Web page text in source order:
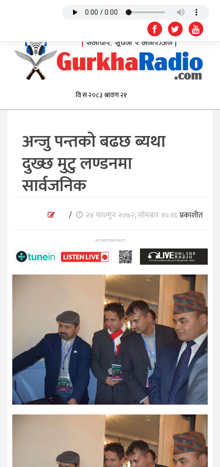
अन्जु पन्तको बढछ ब्यथा
दुख्छ मुटु लण्डनमा
सार्वजनिक
/ २४ फाल्गुन २०७२, सोमबार १०:१६प्रकाशीत
ADVERTISEMENT